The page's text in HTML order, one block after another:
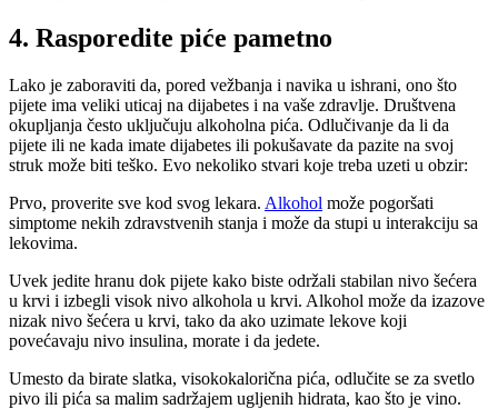
4. Rasporedite piće pametno
Lako je zaboraviti da, pored vežbanja i navika u ishrani, ono što
pijete ima veliki uticaj na dijabetes i na vaše zdravlje. Društvena
okupljanja često uključuju alkoholna pića. Odlučivanje da li da
pijete ili ne kada imate dijabetes ili pokušavate da pazite na svoj
struk može biti teško. Evo nekoliko stvari koje treba uzeti u obzir:
Prvo, proverite sve kod svog lekara. Alkohol može pogoršati
simptome nekih zdravstvenih stanja i može da stupi u interakciju sa
lekovima.
Uvek jedite hranu dok pijete kako biste održali stabilan nivo šećera
u krvi i izbegli visok nivo alkohola u krvi. Alkohol može da izazove
nizak nivo šećera u krvi, tako da ako uzimate lekove koji
povećavaju nivo insulina, morate i da jedete.
Umesto da birate slatka, visokokalorična pića, odlučite se za svetlo
pivo ili pića sa malim sadržajem ugljenih hidrata, kao što je vino.